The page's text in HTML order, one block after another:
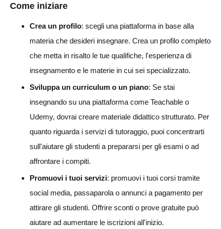
Come iniziare
Crea un profilo: scegli una piattaforma in base alla
materia che desideri insegnare. Crea un profilo completo
che metta in risalto le tue qualifiche, l'esperienza di
insegnamento e le materie in cui sei specializzato.
Sviluppa un curriculum o un piano: Se stai
insegnando su una piattaforma come Teachable o
Udemy, dovrai creare materiale didattico strutturato. Per
quanto riguarda i servizi di tutoraggio, puoi concentrarti
sull'aiutare gli studenti a prepararsi per gli esami o ad
affrontare i compiti.
Promuovi i tuoi servizi: promuovi i tuoi corsi tramite
social media, passaparola o annunci a pagamento per
attirare gli studenti. Offrire sconti o prove gratuite può
aiutare ad aumentare le iscrizioni all'inizio.